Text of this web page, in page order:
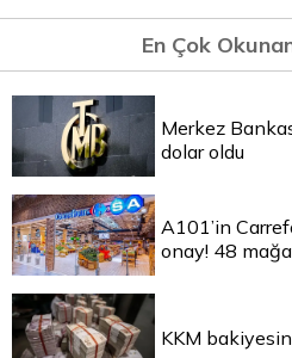
En Çok
Merkez
dolar oldu
A101’in
onay! 48
KKM